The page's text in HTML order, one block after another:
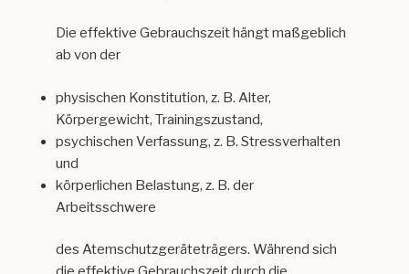
Die effektive Gebrauchszeit hängt maßgeblich
ab von der
physischen Konstitution, z. B. Alter,
Körpergewicht, Trainingszustand,
psychischen Verfassung, z. B. Stressverhalten
und
körperlichen Belastung, z. B. der
Arbeitsschwere
des Atemschutzgeräteträgers. Während sich